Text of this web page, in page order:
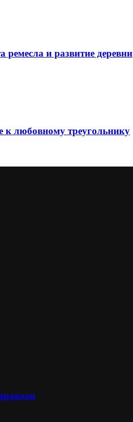
ремесла и развитие деревни
к любовному треугольнику